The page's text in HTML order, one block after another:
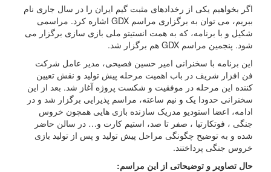
اگر بخواهیم یکی از رخدادهای مثبت گیم ایران را در سال جاری نام
ببریم، می توان به برگزاری مراسم GDX اشاره کرد. مراسمی
شکیل و با برنامه، که به همت انستیتو ملی بازی سازی برگزار می
شود. پنجمین مراسم GDX هم برگزار شد.
این برنامه با سخنرانی امیر حسین فصیحی، مدیر عامل شرکت
فن افزار شریف در باب اهمیت مرحله پیش تولید و نقش تعیین
کننده این مرحله در موفقیت و شکست پروژه آغاز شد. بعد از این
سخنرانی حدودا یک و نیم ساعته، مراسم پذیرایی برگزار شد و در
ادامه، اعضا استودیو مدریک سازنده بازی هایی همچون خروس
جنگی ، فوتکارتیا ، صفر تا صد، استیم کارت و… در سالن حاضر
شده و به توضیح چگونگی مراحل پیش تولید و پس از تولید بازی
خروس جنگی پرداختند.
حال تصاویر و توضیحاتی از این مراسم: